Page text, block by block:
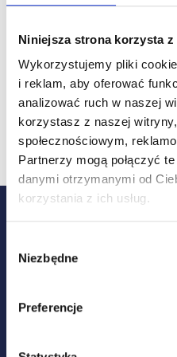
Niniejsza strona korzysta
Wykorzystujemy pliki
i reklam, aby oferować
analizować ruch w naszej
korzystasz z naszej
społecznościowym,
Partnerzy mogą połączyć
danymi otrzymanymi od
korzystania z ich usług.
zgody
Niezbędne
Preferencje
techniczny i
To proste